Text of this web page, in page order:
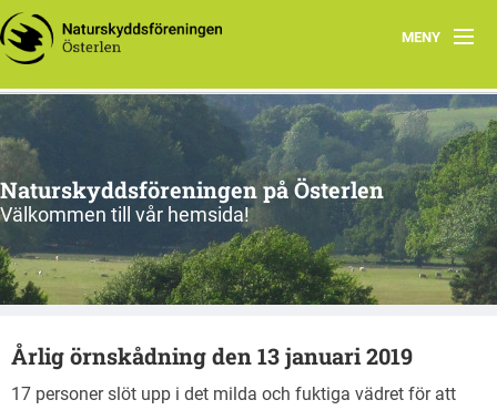
MENY
Program, vår-sommar 2026
Om oss
Nu & då
Kontakt
Länkar
Gångna aktiviteter
Naturskyddsföreningen på Österlen
Välkommen till vår hemsida!
Årlig örnskådning den 13 januari 2019
17 personer slöt upp i det milda och fuktiga vädret för att